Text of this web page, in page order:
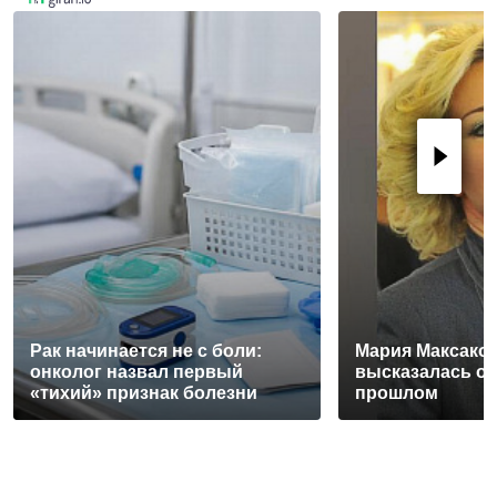
Рак начинается не с боли:
онколог назвал первый
«тихий» признак болезни
Мария
высказалась о
прошлом